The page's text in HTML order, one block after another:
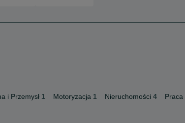
i Przemysł 1 Motoryzacja 1 Nieruchomości 4 Praca